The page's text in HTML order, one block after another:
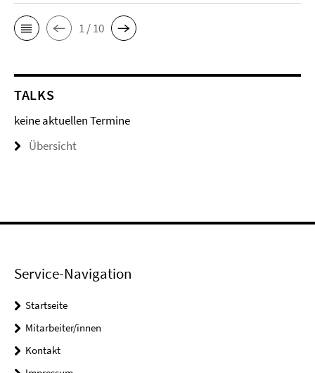
1 / 10
TALKS
keine aktuellen Termine
Übersicht
Service-Navigation
Startseite
Mitarbeiter/innen
Kontakt